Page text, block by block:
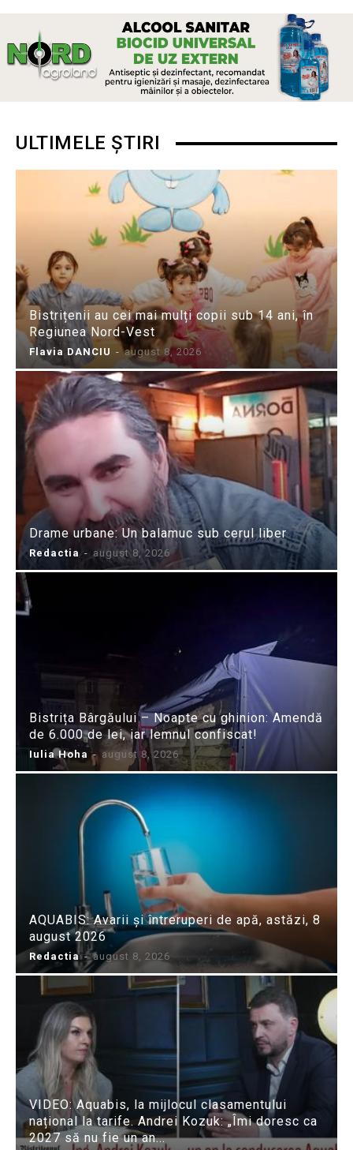
ULTIMELE ȘTIRI
Bistrițenii au cei mai mulți copii sub 14 ani, în
Regiunea Nord-Vest
Flavia DANCIU - august 8, 2026
Drame urbane: Un balamuc sub cerul liber
Redactia - august 8, 2026
Bistrița Bârgăului – Noapte cu ghinion: Amendă
de 6.000 de lei, iar lemnul confiscat!
Iulia Hoha - august 8, 2026
AQUABIS: Avarii și întreruperi de apă, astăzi, 8
august 2026
Redactia - august 8, 2026
VIDEO: Aquabis, la mijlocul clasamentului
național la tarife. Andrei Kozuk: „Îmi doresc ca
2027 să nu fie un an...